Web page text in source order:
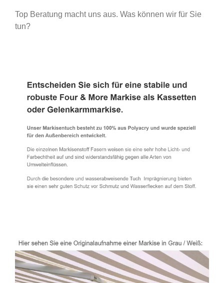
Top Beratung macht uns aus. Was können wir für Sie
tun?